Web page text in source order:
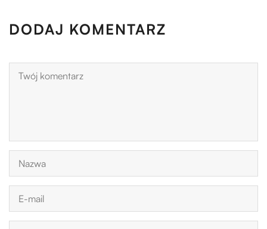
DODAJ KOMENTARZ